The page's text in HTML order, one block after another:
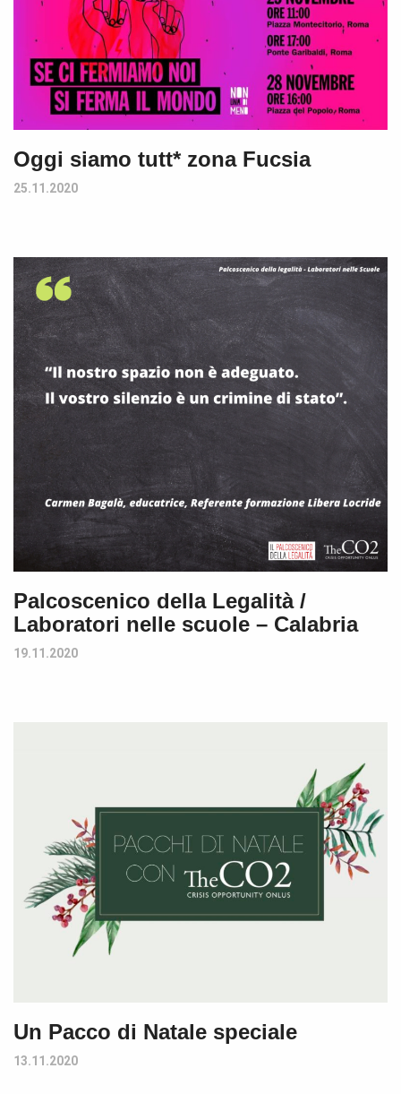
Oggi siamo tutt* zona Fucsia
25.11.2020
Palcoscenico della Legalità /
Laboratori nelle scuole – Calabria
19.11.2020
Un Pacco di Natale speciale
13.11.2020